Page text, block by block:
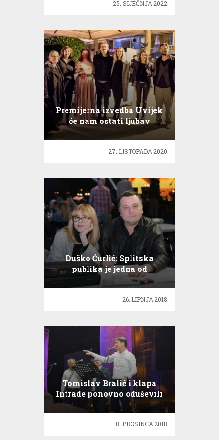
25. SIJEČNJA 2022.
Premijerna izvedba Uvijek
će nam ostati ljubav
nagrađena ovacijama
27. LISTOPADA 2020.
Duško Ćurlić: Splitska
publika je jedna od
najzahtijevnijih
26. LIPNJA 2018.
Tomislav Bralić i klapa
Intrade ponovno oduševili
Split!
8. PROSINCA 2018.